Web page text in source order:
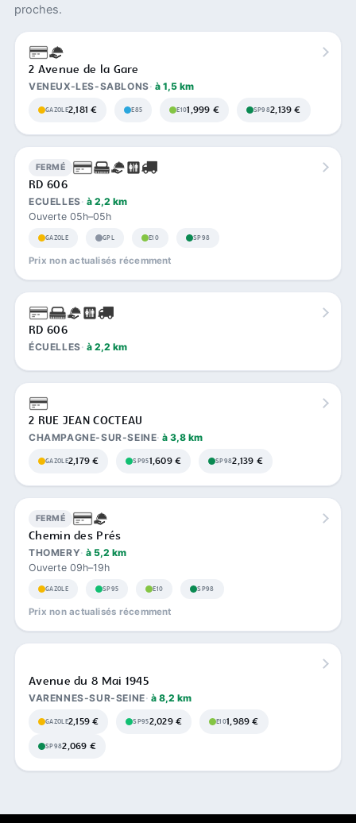
proches.
2 Avenue de la Gare
VENEUX-LES-SABLONS à 1,5 km
GAZOLE2,181 € E85 E101,999 € SP982,139 €
FERMÉ
RD 606
ECUELLES à 2,2 km
Ouverte 05h–05h
GAZOLE GPL E10 SP98
Prix non actualisés récemment
RD 606
ÉCUELLES à 2,2 km
2 RUE JEAN COCTEAU
CHAMPAGNE-SUR-SEINE à 3,8 km
GAZOLE2,179 € SP951,609 € SP982,139 €
FERMÉ
Chemin des Prés
THOMERY à 5,2 km
Ouverte 09h–19h
GAZOLE SP95 E10 SP98
Prix non actualisés récemment
Avenue du 8 Mai 1945
VARENNES-SUR-SEINE à 8,2 km
GAZOLE2,159 € SP952,029 € E101,989 €
SP982,069 €